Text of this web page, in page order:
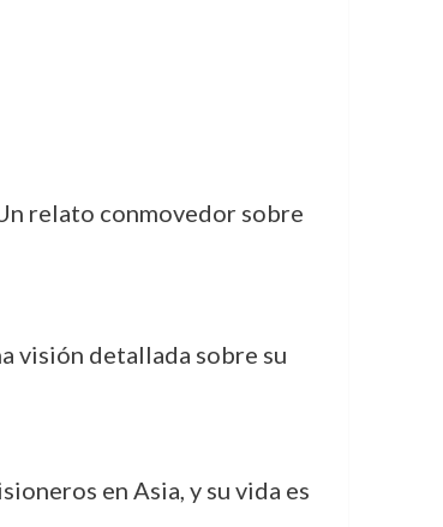
relato conmovedor sobre
visión detallada sobre su
en Asia, y su vida es